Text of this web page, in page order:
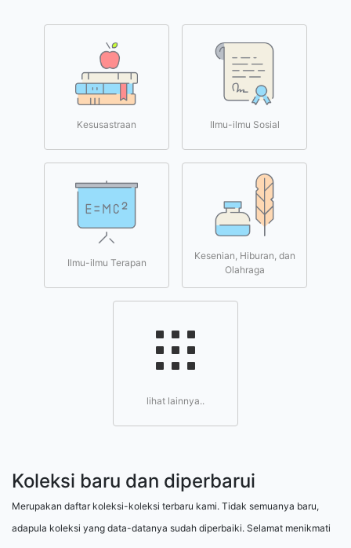
Kesusastraan Ilmu-ilmu Sosial
Ilmu-ilmu Terapan
Kesenian, Hiburan, dan
Olahraga
lihat lainnya..
Koleksi baru dan diperbarui
Merupakan daftar koleksi-koleksi terbaru kami. Tidak semuanya baru,
adapula koleksi yang data-datanya sudah diperbaiki. Selamat menikmati